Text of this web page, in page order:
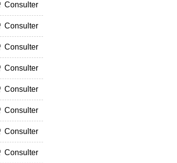
Consulter
Consulter
Consulter
Consulter
Consulter
Consulter
Consulter
Consulter